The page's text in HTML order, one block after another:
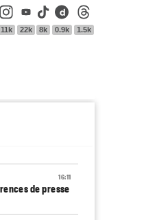
TwitterInstagram
11k
Youtube
22k
Tik Tok
8k
Dailymotion
0.9k 1.5k
16:11
de presse